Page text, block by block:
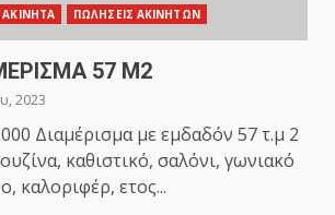
ΑΚΙΝΗΤΑ ΠΩΛΗΣΕΙΣ ΑΚΙΝΗΤΩΝ
57 Μ2
2023
Διαμέρισμα με εμδαδόν 57 τ.μ 2
καθιστικό, σαλόνι, γωνιακό
καλοριφέρ, ετος...